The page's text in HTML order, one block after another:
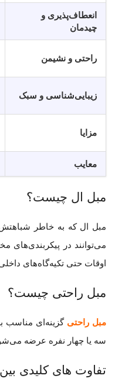
انعطاف‌پذیری و
چیدمان
راحتی و نشیمن
زیبایی‌شناسی و سبک
مزایا
معایب
مبل ال چیست؟
می‌توانند در
اوقات حتی تکیه‌گاه‌های
مبل راحتی چیست؟
مبل راحتی گزینه‌ای مناسب
سه یا چهار نفره عرضه
تفاوت های کلیدی